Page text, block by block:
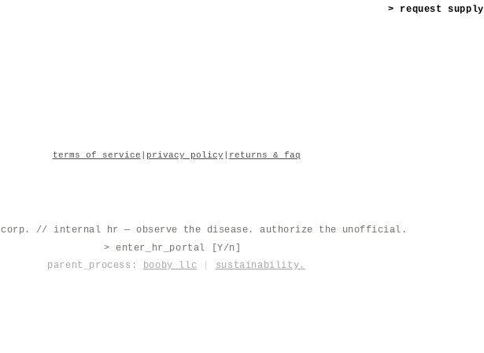
> request supply
terms of service privacy policy returns & faq
// internal hr — observe the disease. authorize the unofficial.
> enter_hr_portal [Y/n]
parent_process: booby llc sustainability.